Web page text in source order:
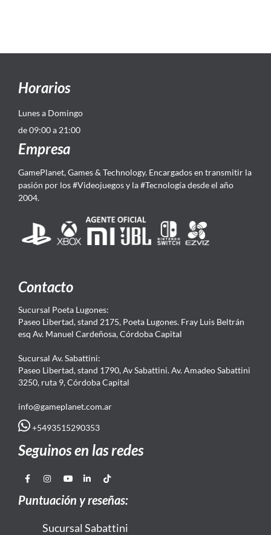
Horarios
Lunes a Domingo
de 09:00 a 21:00
Empresa
GamePlanet, Games & Technology. Encargados en transmitir la
pasión por los #Videojuegos y la #Tecnología desde el año
2004.
Contacto
Sucursal Poeta Lugones:
Paseo Libertad, stand 2175, Poeta Lugones. Fray Luis Beltrán
esq Av. Manuel Cardeñosa, Córdoba Capital
Sucursal Av. Sabattini:
Paseo Libertad, stand 1790, Av Sabattini. Av. Amadeo Sabattini
3250, ruta 9, Córdoba Capital
info@gameplanet.com.ar
+5493515290353
Seguinos en las redes
Puntuación y reseñas:
Sucursal Sabattini